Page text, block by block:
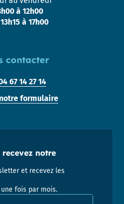
contacter
67 14 27 14
formulaire
à 12h00
13h15 à 17h00
recevez notre
et recevez les
fois par mois.
la newsletter